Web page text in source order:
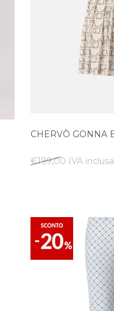
CHERVÒ GONNA
€199,00 IVA inclusa